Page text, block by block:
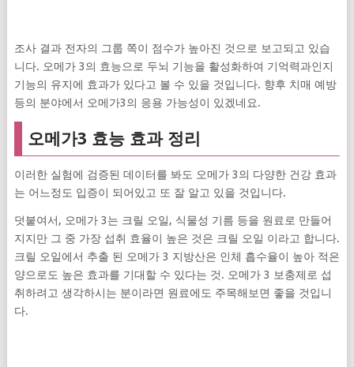
조사 결과 전자의 그룹 쪽이 점수가 높아진 것으로 보고되고 있습
니다. 오메가 3의 효능으로 두뇌 기능을 활성화하여 기억력과인지
기능의 유지에 효과가 있다고 볼 수 있을 것입니다. 향후 치매 예방
등의 분야에서 오메가3의 응용 가능성이 있겠네요.
오메가3 효능 효과 정리
이러한 실험에 검증된 데이터를 봐도 오메가 3의 다양한 건강 효과
는 어느정도 입증이 되어있고 또 잘 알고 있을 것입니다.
덧붙여서, 오메가 3는 크릴 오일, 식물성 기름 등을 원료로 만들어
지지만 그 중 가장 섭취 효율이 높은 것은 크릴 오일 이라고 합니다.
크릴 오일에서 추출 된 오메가 3 지방산은 인체 흡수율이 높아 적은
양으로도 높은 효과를 기대할 수 있다는 것. 오메가 3 보충제로 섭
취하려고 생각하시는 분이라면 원료에도 주목해보면 좋을 것입니
다.